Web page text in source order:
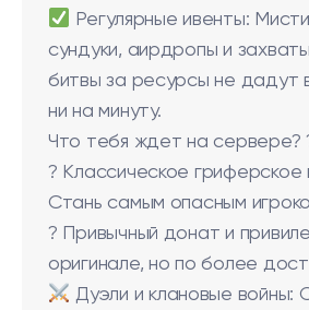
Регулярные ивенты:
сундуки, аирдропы и
битвы за ресурсы не дадут
ни на минуту.
Что тебя ждет на сервере?
?️ Классическое гриферское
Стань самым опасным
? Привычный донат и
оригинале, но по более
Дуэли и клановые войны: